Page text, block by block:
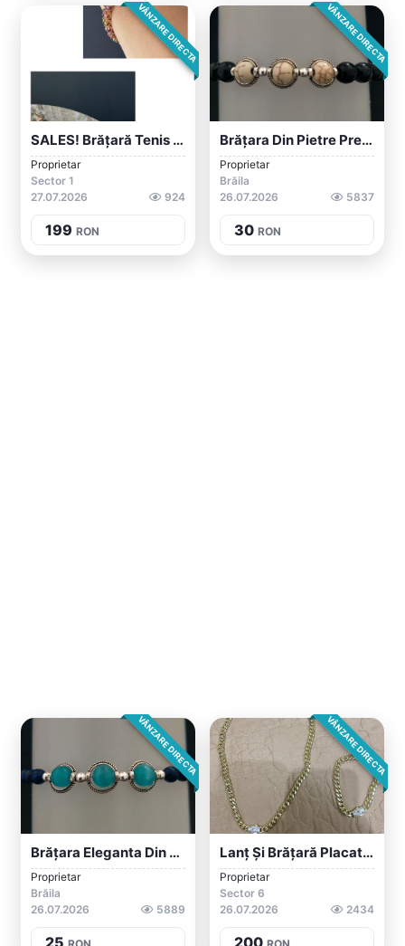
VÂNZARE DIRECTA
SALES! Brățară Tenis Multicoloră Placată...
Proprietar
Sector 1
27.07.2026
924
199 RON
VÂNZARE DIRECTA
Brățara Din Pietre Prețioase Și Argint
Proprietar
Brăila
26.07.2026
5837
30 RON
VÂNZARE DIRECTA
Brățara Eleganta Din Lapislazuli, Moonst...
Proprietar
Brăila
26.07.2026
5889
25
VÂNZARE DIRECTA
Lanț Și Brățară Placat Cu Aur De 14k
Proprietar
Sector 6
26.07.2026
2434
200